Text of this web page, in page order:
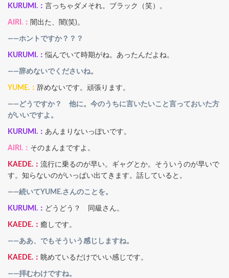
KURUMI.： 言っちゃダメそれ。ブラック（笑）。
AIRI.： 闇出た、闇(笑)。
――ホントですか？？？
KURUMI.：悩んでいて時期がね。あったんだよね。
――辞めないでくださいね。
YUME.： 辞めないです。頑張ります。
――どうですか？ 他に。今のうちに言いたいこと言っておいた方
がいいですよ。
KURUMI.： あんまりないっぽいです。
AIRI.： そのまんまですよ。
KAEDE.： 流行に乗るのが早い。ギャグとか。そういうのが早いで
す。知らないのがいっぱい出てきます。話していると。
――続いてYUME.さんのことを。
KURUMI.： どうどう？ 同級さん。
KAEDE.： 癒しです。
――ああ、でもそういう感じしますね。
KAEDE.： 眺めているだけでいい感じです。
――拝むわけですね。